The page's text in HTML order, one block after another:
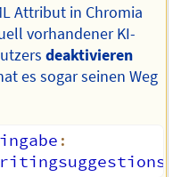
Attribut in Chromia
vorhandener KI-
deaktivieren
es sogar seinen Weg
: